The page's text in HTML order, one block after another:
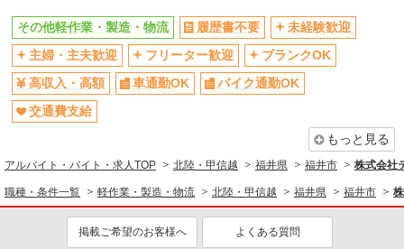
その他軽作業・製造・物流 履歴書不要
未経験歓迎
主婦・主夫歓迎
フリーター歓迎
ブランクOK
高収入・高額
車通勤OK
バイク通勤OK
交通費支給
もっと見る
アルバイト・バイト・求人TOP 北陸・甲信越 福井県 福井市 株式会社
職種・条件一覧 軽作業・製造・物流 北陸・甲信越 福井県 福井市
掲載ご希望のお客様へ よくある質問